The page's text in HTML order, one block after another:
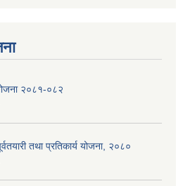
२०८१-०८२
तथा प्रतिकार्य योजना, २०८०